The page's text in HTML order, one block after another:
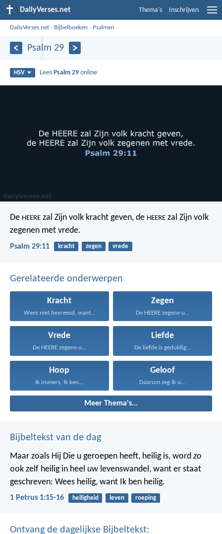
DailyVerses.net Thema's Inschrijven
DailyVerses.net › Bijbelboeken › Psalmen
Psalm 29
HSV Lees Psalm 29 online
De HEERE zal Zijn volk kracht geven, de HEERE zal Zijn volk
zegenen met vrede.
Psalm 29:11 kracht zegen vrede
Gerelateerde onderwerpen
Kracht
Wees niet bevreesd, want...
Zegen
De HEERE zegene u...
Vrede
De HEERE zegene u...
Liefde
De liefde is geduldig...
Hoop
Ik immers, Ik ken...
Geloof
Daarom zeg Ik u...
Meer Thema's...
Bijbeltekst van de dag
Maar zoals Hij Die u geroepen heeft, heilig is, word zo
ook zelf heilig in heel uw levenswandel, want er staat
geschreven: Wees heilig, want Ik ben heilig.
1 Petrus 1:15-16 heiligheid leven roeping
Ontvang de dagelijkse Bijbeltekst: